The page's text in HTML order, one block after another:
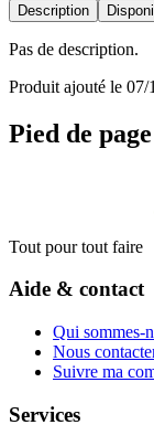
Description
Pas de description.
Produit ajouté le 07/
Pied de page
Tout pour tout faire
Aide & contact
Qui sommes-
Nous
Suivre ma
Services